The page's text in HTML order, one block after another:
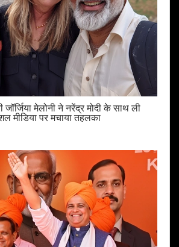
जॉर्जिया मेलोनी ने नरेंद्र मोदी के साथ ली
मीडिया पर मचाया तहलका